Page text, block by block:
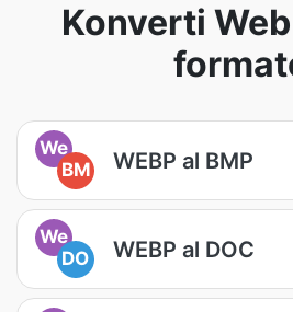
Konverti
We
BM
WEBP al BMP
We
DO
WEBP al DOC